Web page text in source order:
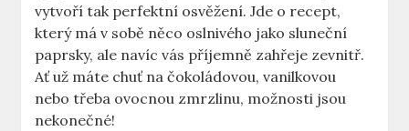
vytvoří ​tak perfektní osvěžení.‍ Jde o recept,
který má⁣ v sobě něco oslnivého jako sluneční
paprsky, ale navíc vás příjemně zahřeje zevnitř.
Ať už máte chuť na čokoládovou,​ vanilkovou‌
nebo třeba ovocnou zmrzlinu, možnosti jsou
nekonečné!